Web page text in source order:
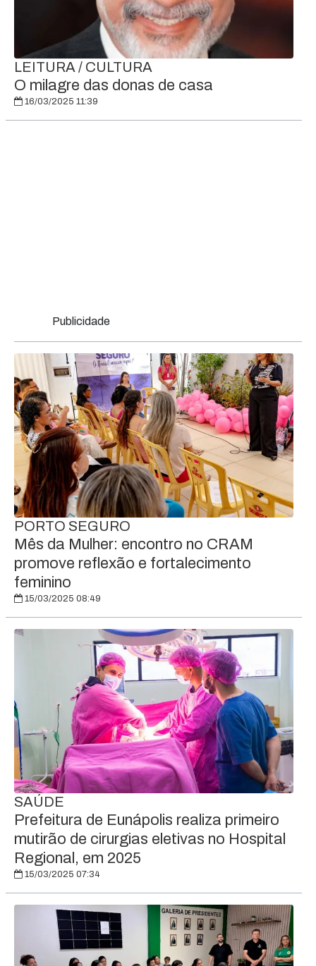
LEITURA / CULTURA
O milagre das donas de casa
16/03/2025 11:39
Publicidade
PORTO SEGURO
Mês da Mulher: encontro no CRAM
promove reflexão e fortalecimento
feminino
15/03/2025 08:49
SAÚDE
Prefeitura de Eunápolis realiza primeiro
mutirão de cirurgias eletivas no Hospital
Regional, em 2025
15/03/2025 07:34